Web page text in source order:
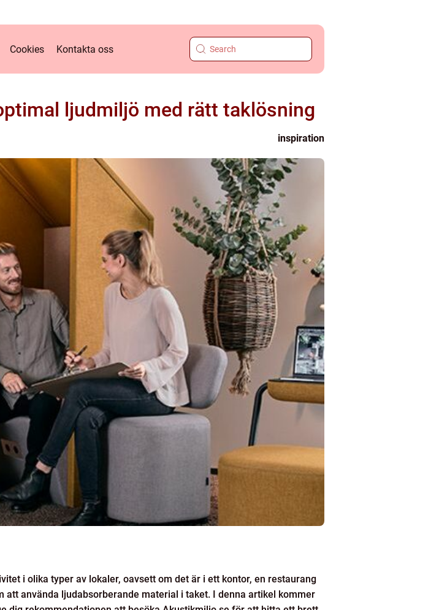
Cookies Kontakta oss
ljudmiljö med rätt taklösning
inspiration
i olika typer av lokaler, oavsett om det är i ett kontor, en restaurang
använda ljudabsorberande material i taket. I denna artikel kommer